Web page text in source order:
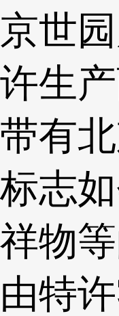
京世
许生
带有
标志
祥物
由特